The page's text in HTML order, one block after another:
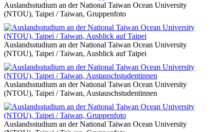
Auslandsstudium an der National Taiwan Ocean University
(NTOU), Taipei / Taiwan, Gruppenfoto
Auslandsstudium an der National Taiwan Ocean University
(NTOU), Taipei / Taiwan, Ausblick auf Taipei
Auslandsstudium an der National Taiwan Ocean University
(NTOU), Taipei / Taiwan, Austauschstudentinnen
Auslandsstudium an der National Taiwan Ocean University